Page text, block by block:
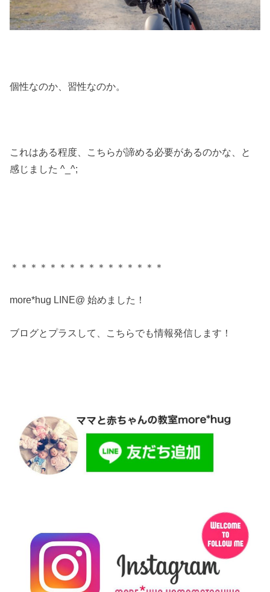
個性なのか、習性なのか。
これはある程度、こちらが諦める必要があるのかな、と
感じました ^_^;
＊＊＊＊＊＊＊＊＊＊＊＊＊＊＊＊
more*hug LINE@ 始めました！
ブログとプラスして、こちらでも情報発信します！